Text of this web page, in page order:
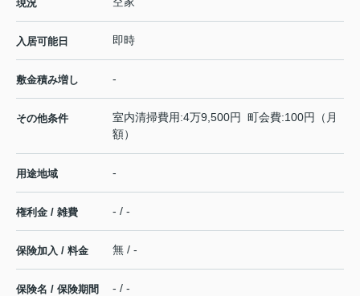
現況
入居可能日 即時
敷金積み増し -
その他条件
室内清掃費用:4万9,500円 町会費:100円（月
額）
用途地域 -
権利金 / 雑費 - / -
保険加入 / 料金 無 / -
保険名 / 保険期間 - / -